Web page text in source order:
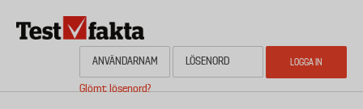
Glömt lösenord?